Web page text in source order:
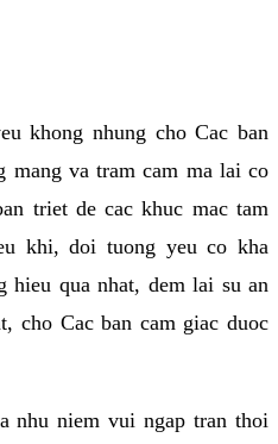
khong nhung cho Cac ban
mang va tram cam ma lai co
triet de cac khuc mac tam
khi, doi tuong yeu co kha
hieu qua nhat, dem lai su an
cho Cac ban cam giac duoc
nhu niem vui ngap tran thoi